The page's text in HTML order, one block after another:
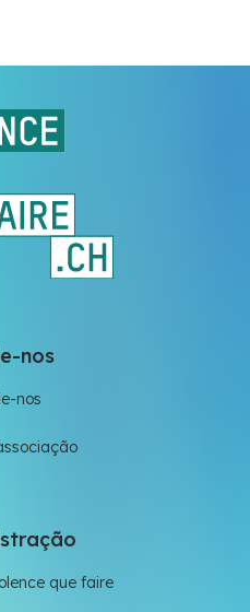
nos
nos
que faire